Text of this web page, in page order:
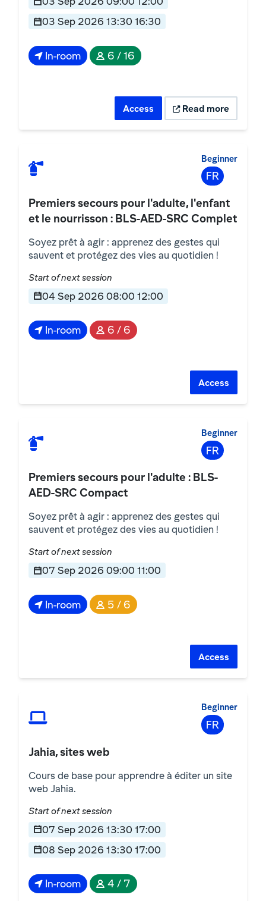
03 Sep 2026 13:30 16:30
In-room 6 / 16
Access Read more
Beginner
FR
Premiers secours pour l'adulte, l'enfant
et le nourrisson : BLS-AED-SRC Complet
Soyez prêt à agir : apprenez des gestes qui
sauvent et protégez des vies au quotidien !
Start of next session
04 Sep 2026 08:00 12:00
In-room 6 / 6
Access
Beginner
FR
Premiers secours pour l'adulte : BLS-
AED-SRC Compact
Soyez prêt à agir : apprenez des gestes qui
sauvent et protégez des vies au quotidien !
Start of next session
07 Sep 2026 09:00 11:00
In-room 5 / 6
Access
Beginner
FR
Jahia, sites web
Cours de base pour apprendre à éditer un site
web Jahia.
Start of next session
07 Sep 2026 13:30 17:00
08 Sep 2026 13:30 17:00
In-room 4 / 7